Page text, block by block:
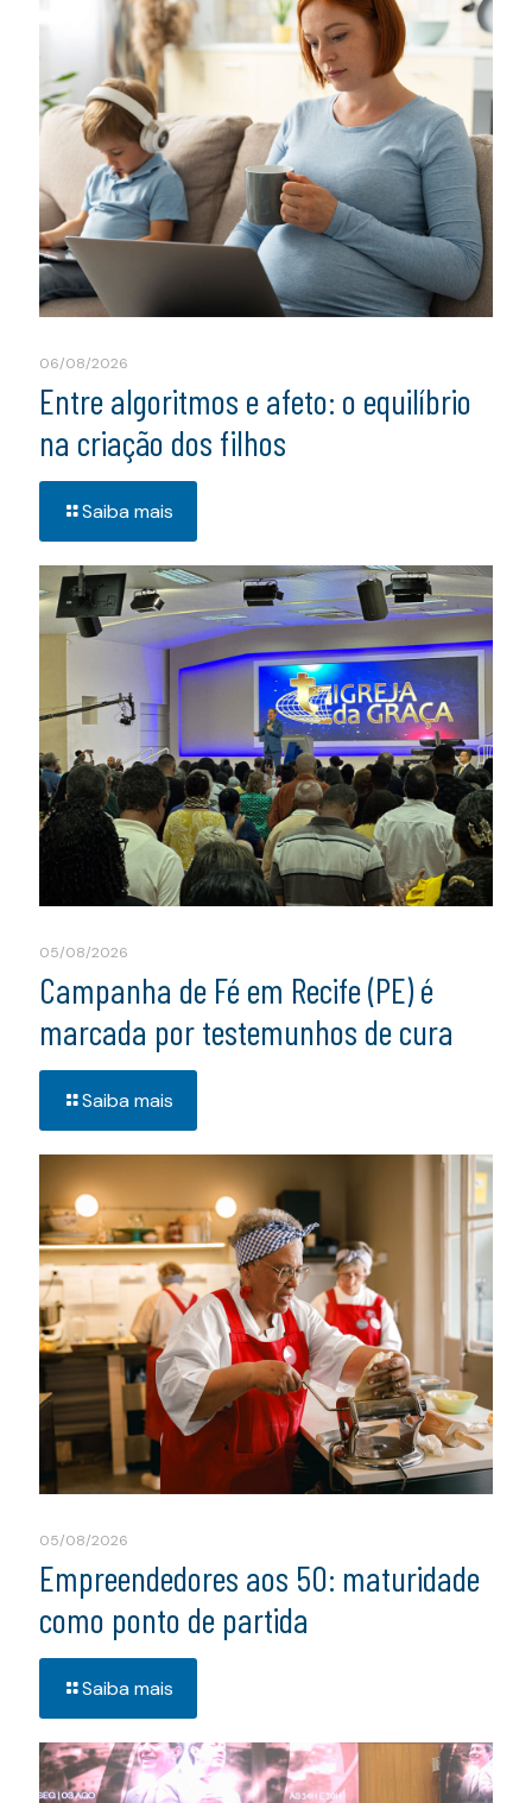
06/08/2026
Entre algoritmos e afeto: o equilíbrio
na criação dos filhos
Saiba mais
05/08/2026
Campanha de Fé em Recife (PE) é
marcada por testemunhos de cura
Saiba mais
05/08/2026
Empreendedores aos 50: maturidade
como ponto de partida
Saiba mais